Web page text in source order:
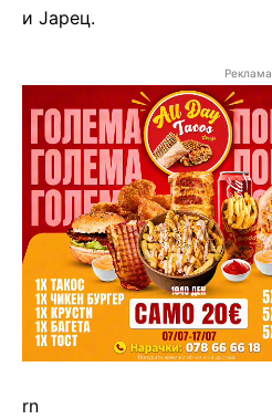
и Јарец.
Реклама
rn